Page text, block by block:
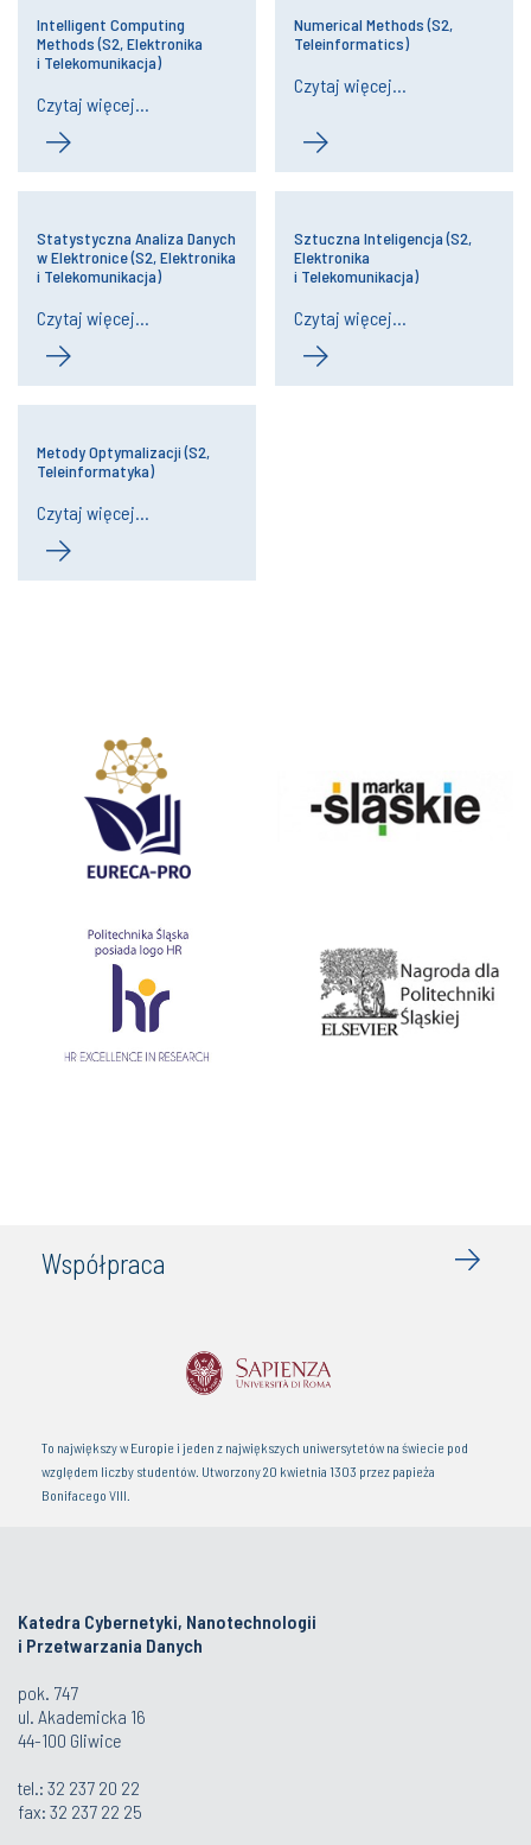
Intelligent Computing
Methods (S2, Elektronika
i Telekomunikacja)
Czytaj więcej...
Numerical Methods (S2,
Teleinformatics)
Czytaj więcej...
Statystyczna Analiza Danych
w Elektronice (S2, Elektronika
i Telekomunikacja)
Czytaj więcej...
Sztuczna Inteligencja (S2,
Elektronika
i Telekomunikacja)
Czytaj więcej...
Metody Optymalizacji (S2,
Teleinformatyka)
Czytaj więcej...
Współpraca
To największy w Europie i jeden z największych uniwersytetów na świecie pod
względem liczby studentów. Utworzony 20 kwietnia 1303 przez papieża
Bonifacego VIII.
Katedra Cybernetyki, Nanotechnologii
i Przetwarzania Danych
pok. 747
ul. Akademicka 16
44-100 Gliwice
tel.: 32 237 20 22
fax: 32 237 22 25